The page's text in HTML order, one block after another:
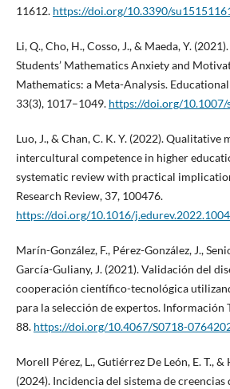
11612. https://doi.org/10.3390/
Li, Q., Cho, H., Cosso, J., & Maeda, Y.
Students’ Mathematics Anxiety and
Mathematics: a Meta-Analysis.
33(3), 1017–1049. https://doi.org/
Luo, J., & Chan, C. K. Y. (2022). Qualitative
intercultural competence in higher
systematic review with practical
Research Review, 37, 100476.
https://doi.org/10.1016/
Marín-González, F., Pérez-González, J.,
García-Guliany, J. (2021). Validación del
cooperación científico-tecnológica
para la selección de expertos. Información
88. https://doi.org/10.4067/S0718-
Morell Pérez, L., Gutiérrez De León, E. T., &
(2024). Incidencia del sistema de creencias